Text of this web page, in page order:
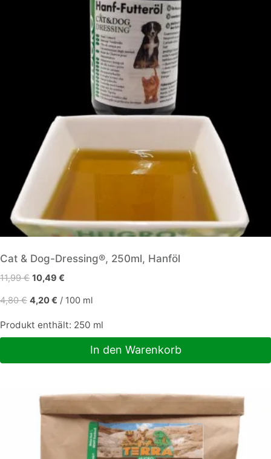
Cat & Dog-Dressing®, 250ml, Hanföl
11,99€ Ursprünglicher
war:
11,99 €
10,49 €
ist:
10,49 €.
4,80€ 4,20€ / 100 ml
Produkt enthält: 250 ml
In den Warenkorb